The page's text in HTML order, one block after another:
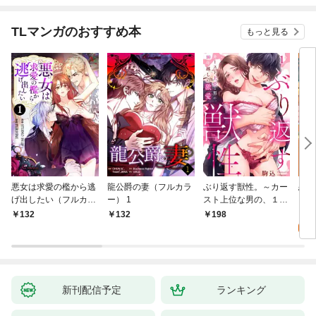
TLマンガのおすすめ本 もっと見る
悪女は求愛の檻から逃
げ出したい（フルカラ
ー） 1
132
龍公爵の妻（フルカラ
ー） 1
132
ぶり返す獣性。～カー
スト上位な男の、１０
年越しの激愛１
198
恋
新刊配信予定 ランキング